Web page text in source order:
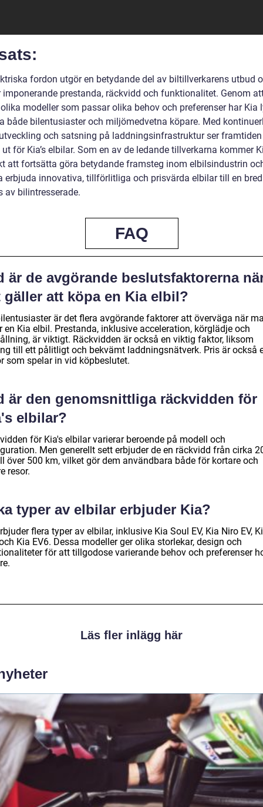
fordon utgör en betydande del av biltillverkarens utbud
imponerande prestanda, räckvidd och funktionalitet. Genom
modeller som passar olika behov och preferenser har Kia
både bilentusiaster och miljömedvetna köpare. Med
och satsning på laddningsinfrastruktur ser framtiden
för Kia’s elbilar. Som en av de ledande tillverkarna kommer
att fortsätta göra betydande framsteg inom elbilsindustrin
erbjuda innovativa, tillförlitliga och prisvärda elbilar till en bred
av bilintresserade.
FAQ
är de avgörande beslutsfaktorerna
gäller att köpa en Kia elbil?
är det flera avgörande faktorer att överväga när
en Kia elbil. Prestanda, inklusive acceleration, körglädje och
är viktigt. Räckvidden är också en viktig faktor, liksom
till ett pålitligt och bekvämt laddningsnätverk. Pris är också
som spelar in vid köpbeslutet.
är den genomsnittliga räckvidden för
elbilar?
för Kia's elbilar varierar beroende på modell och
Men generellt sett erbjuder de en räckvidd från cirka
över 500 km, vilket gör dem användbara både för kortare och
resor.
typer av elbilar erbjuder Kia?
flera typer av elbilar, inklusive Kia Soul EV, Kia Niro EV,
Kia EV6. Dessa modeller ger olika storlekar, design och
för att tillgodose varierande behov och preferenser
Läs fler inlägg här